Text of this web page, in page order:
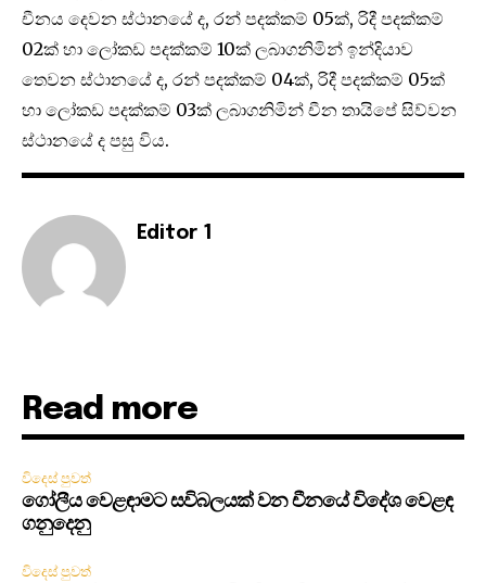
චීනය දෙවන ස්ථානයේ ද, රන් පදක්කම් 05ක්, රිදී පදක්කම්
02ක් හා ලෝකඩ පදක්කම් 10ක් ලබාගනිමින් ඉන්දියාව
තෙවන ස්ථානයේ ද, රන් පදක්කම් 04ක්, රිදී පදක්කම් 05ක්
හා ලෝකඩ පදක්කම් 03ක් ලබාගනිමින් චීන තායිපේ සිව්වන
ස්ථානයේ ද පසු විය.
Editor 1
Read more
විදෙස් පුවත්
ගෝලීය වෙළඳාමට සවිබලයක් වන චීනයේ විදේශ වෙළඳ
ගනුදෙනු
විදෙස් පුවත්